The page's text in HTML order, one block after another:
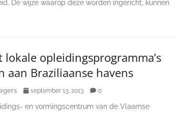
De wijze waarop deze worden ingericht, kunnen
lokale opleidingsprogramma’s
aan Braziliaanse havens
september 13, 2013 0
en vormingscentrum van de Vlaamse